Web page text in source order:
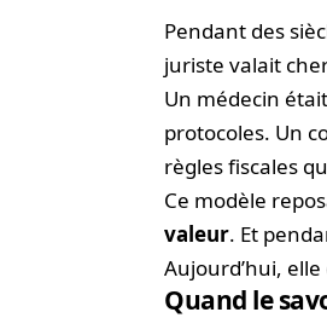
Pendant des
juriste valait
Un médecin
protocoles. Un
règles fiscales
Ce modèle
valeur. Et
Aujourd’hui,
Quand le